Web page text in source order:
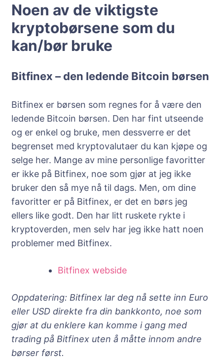
Noen av de viktigste
kryptobørsene som du
kan/bør bruke
Bitfinex – den ledende Bitcoin børsen
Bitfinex er børsen som regnes for å være den
ledende Bitcoin børsen. Den har fint utseende
og er enkel og bruke, men dessverre er det
begrenset med kryptovalutaer du kan kjøpe og
selge her. Mange av mine personlige favoritter
er ikke på Bitfinex, noe som gjør at jeg ikke
bruker den så mye nå til dags. Men, om dine
favoritter er på Bitfinex, er det en børs jeg
ellers like godt. Den har litt ruskete rykte i
kryptoverden, men selv har jeg ikke hatt noen
problemer med Bitfinex.
Bitfinex webside
Oppdatering: Bitfinex lar deg nå sette inn Euro
eller USD direkte fra din bankkonto, noe som
gjør at du enklere kan komme i gang med
trading på Bitfinex uten å måtte innom andre
børser først.